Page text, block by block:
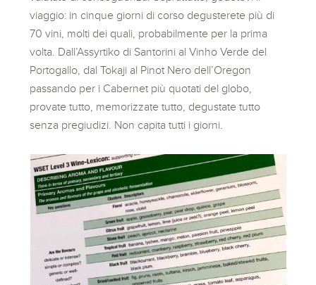
viaggio: in cinque giorni di corso degusterete più di
70 vini, molti dei quali, probabilmente per la prima
volta. Dall’Assyrtiko di Santorini al Vinho Verde del
Portogallo, dal Tokaji al Pinot Nero dell’Oregon
passando per i Cabernet più quotati del globo,
provate tutto, memorizzate tutto, degustate tutto
senza pregiudizi. Non capita tutti i giorni.